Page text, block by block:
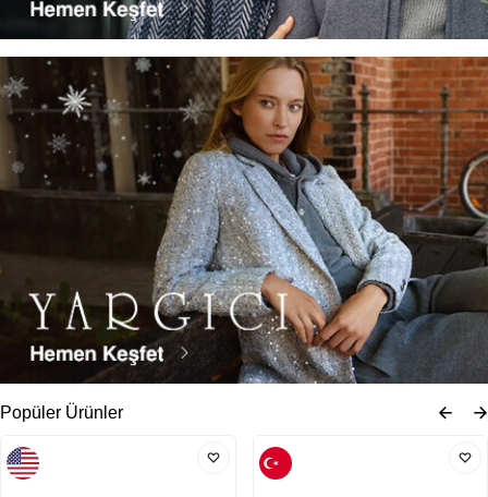
Popüler Ürünler